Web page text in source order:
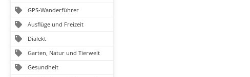
GPS-Wanderführer
Ausflüge und Freizeit
Dialekt
Garten, Natur und Tierwelt
Gesundheit